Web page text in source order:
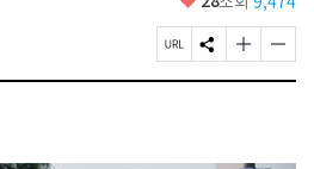
요
페
이
S
N
글
자
글
자